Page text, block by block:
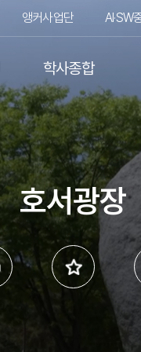
앵커사업단 AI·SW
학사종합
호서광장